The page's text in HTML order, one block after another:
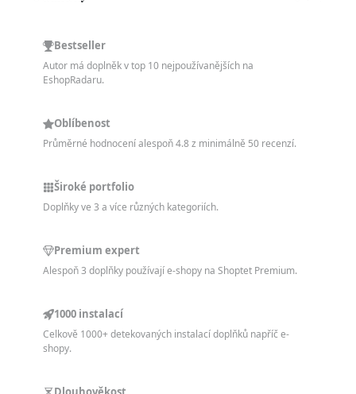
Bestseller
Autor má doplněk v top 10 nejpoužívanějších na
EshopRadaru.
Oblíbenost
Průměrné hodnocení alespoň 4.8 z minimálně 50 recenzí.
Široké portfolio
Doplňky ve 3 a více různých kategoriích.
Premium expert
Alespoň 3 doplňky používají e-shopy na Shoptet Premium.
1000 instalací
Celkově 1000+ detekovaných instalací doplňků napříč e-
shopy.